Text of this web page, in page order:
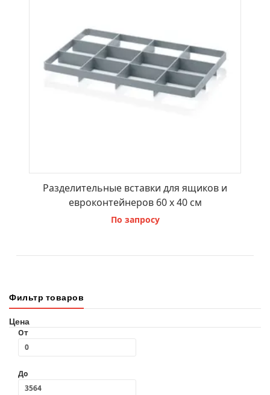
Разделительные вставки для ящиков и
евроконтейнеров 60 x 40 см
По запросу
В КОРЗИНУ
Фильтр товаров
Цена
От
До